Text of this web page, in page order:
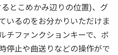
とこめかみ辺りの位置)、グ
いるのをお分かりいただけま
チファンクションキーで、ボ
停止や曲送りなどの操作がで